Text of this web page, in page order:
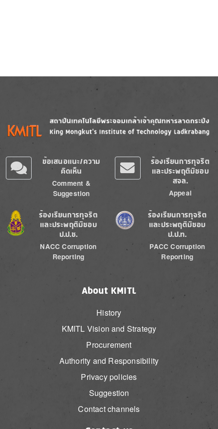
Image
ข้อเสนอแนะ/ความ
คิดเห็น
Comment &
Suggestion
ร้องเรียนการทุจริต
และประพฤติมิชอบ
สจล.
Appeal
Image
ร้องเรียนการทุจริต
และประพฤติมิชอบ
ป.ป.ช.
NACC Corruption
Reporting
Image
ร้องเรียนการทุจริต
และประพฤติมิชอบ
ป.ป.ท.
PACC Corruption
Reporting
About KMITL
History
KMITL Vision and Strategy
Procurement
Authority and Responsibility
Privacy policies
Suggestion
Contact channels